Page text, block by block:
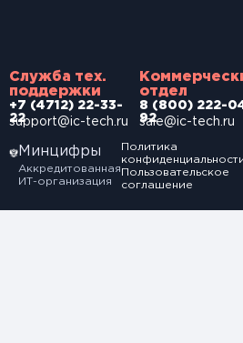
Служба тех.
поддержки
+7 (4712) 22-33-
22
support@ic-tech.ru
отдел
8 (800) 222-
92
sale@ic-tech.ru
Минцифры
Аккредитованная
ИТ-организация
Политика
Пользовательское
соглашение